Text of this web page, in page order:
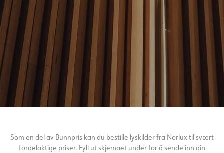
Som en del av Bunnpris kan du bestille lyskilder fra Norlux til svært
fordelaktige priser. Fyll ut skjemaet under for å sende inn din